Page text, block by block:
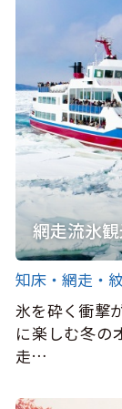
網走流氷
知床・網走・
氷を砕く衝撃
に楽しむ冬の
走…